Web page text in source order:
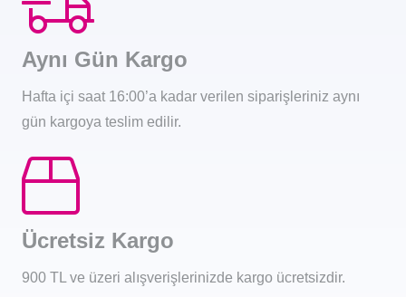
Aynı Gün Kargo
Hafta içi saat 16:00’a kadar verilen siparişleriniz aynı
gün kargoya teslim edilir.
Ücretsiz Kargo
900 TL ve üzeri alışverişlerinizde kargo ücretsizdir.